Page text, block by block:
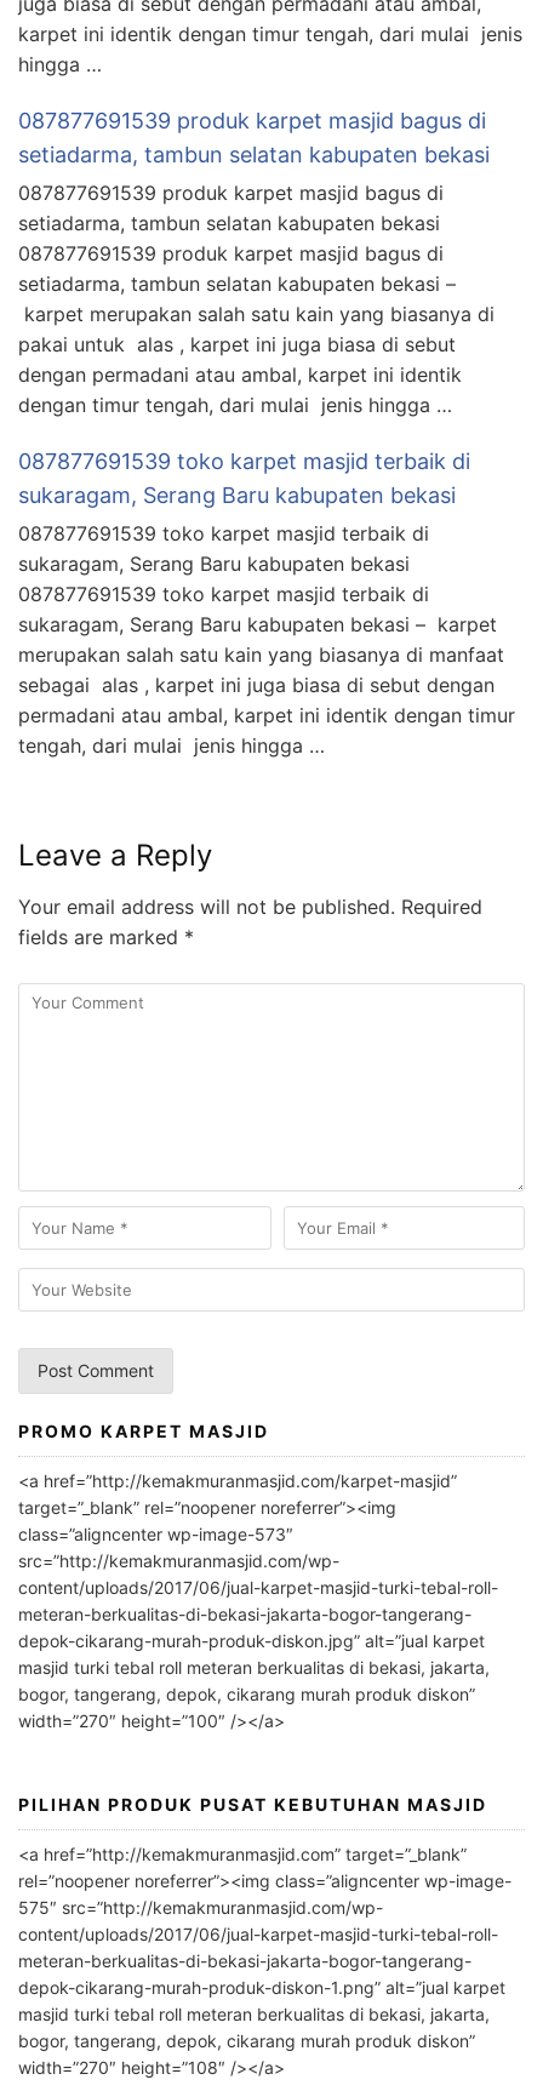
karpet ini identik dengan timur tengah, dari mulai jenis
hingga …
087877691539 produk karpet masjid bagus di
setiadarma, tambun selatan kabupaten bekasi
087877691539 produk karpet masjid bagus di
setiadarma, tambun selatan kabupaten bekasi
087877691539 produk karpet masjid bagus di
setiadarma, tambun selatan kabupaten bekasi –
karpet merupakan salah satu kain yang biasanya di
pakai untuk alas , karpet ini juga biasa di sebut
dengan permadani atau ambal, karpet ini identik
dengan timur tengah, dari mulai jenis hingga …
087877691539 toko karpet masjid terbaik di
sukaragam, Serang Baru kabupaten bekasi
087877691539 toko karpet masjid terbaik di
sukaragam, Serang Baru kabupaten bekasi
087877691539 toko karpet masjid terbaik di
sukaragam, Serang Baru kabupaten bekasi – karpet
merupakan salah satu kain yang biasanya di manfaat
sebagai alas , karpet ini juga biasa di sebut dengan
permadani atau ambal, karpet ini identik dengan timur
tengah, dari mulai jenis hingga …
Leave a Reply
Your email address will not be published. Required
fields are marked *
A
l
r
n
a
t
i
v
PROMO KARPET MASJID
<a href=”http://kemakmuranmasjid.com/karpet-masjid”
target=”_blank” rel=”noopener noreferrer”><img
class=”aligncenter wp-image-573″
src=”http://kemakmuranmasjid.com/wp-
content/uploads/2017/06/jual-karpet-masjid-turki-tebal-roll-
meteran-berkualitas-di-bekasi-jakarta-bogor-tangerang-
depok-cikarang-murah-produk-diskon.jpg” alt=”jual karpet
masjid turki tebal roll meteran berkualitas di bekasi, jakarta,
bogor, tangerang, depok, cikarang murah produk diskon”
width=”270″ height=”100″ /></a>
PILIHAN PRODUK PUSAT KEBUTUHAN MASJID
<a href=”http://kemakmuranmasjid.com” target=”_blank”
rel=”noopener noreferrer”><img class=”aligncenter wp-image-
575″ src=”http://kemakmuranmasjid.com/wp-
content/uploads/2017/06/jual-karpet-masjid-turki-tebal-roll-
meteran-berkualitas-di-bekasi-jakarta-bogor-tangerang-
depok-cikarang-murah-produk-diskon-1.png” alt=”jual karpet
masjid turki tebal roll meteran berkualitas di bekasi, jakarta,
bogor, tangerang, depok, cikarang murah produk diskon”
width=”270″ height=”108″ /></a>